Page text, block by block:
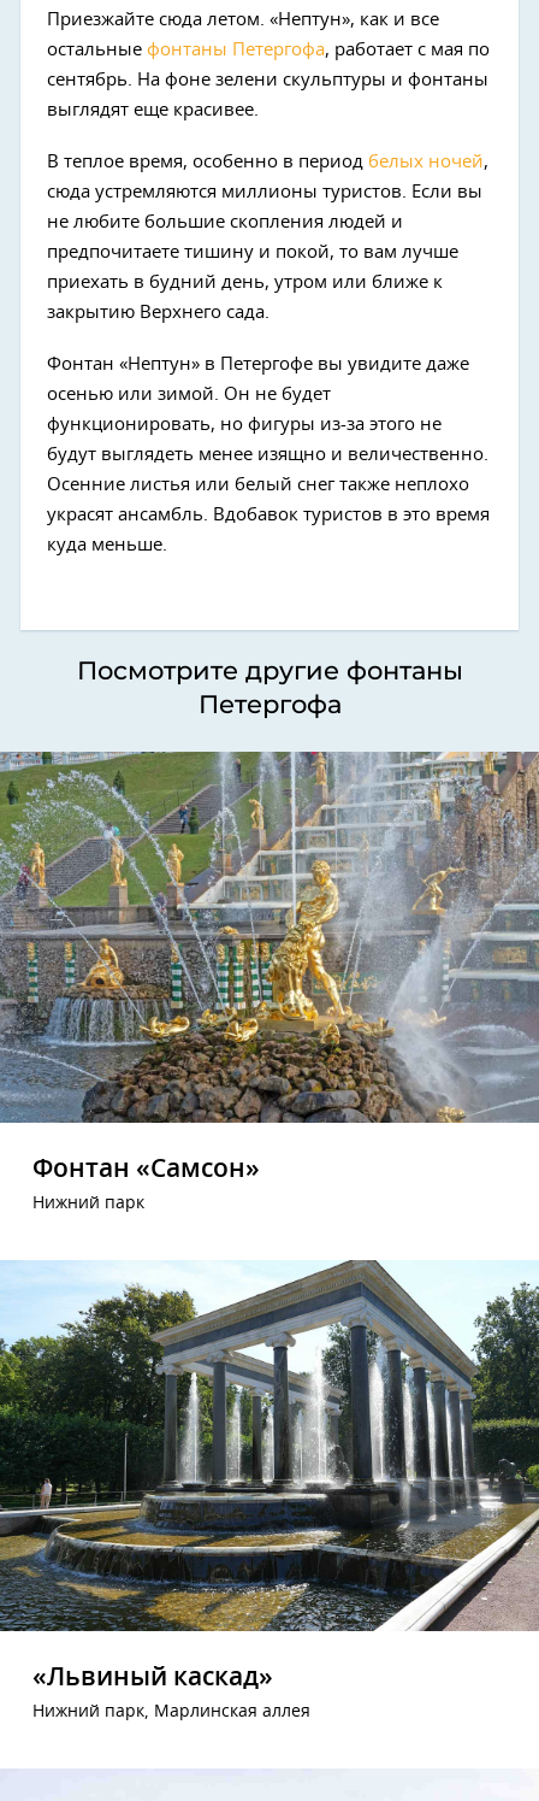
Приезжайте сюда летом. «Нептун», как и все
остальные фонтаны Петергофа, работает с мая по
сентябрь. На фоне зелени скульптуры и фонтаны
выглядят еще красивее.
В теплое время, особенно в период белых ночей,
сюда устремляются миллионы туристов. Если вы
не любите большие скопления людей и
предпочитаете тишину и покой, то вам лучше
приехать в будний день, утром или ближе к
закрытию Верхнего сада.
Фонтан «Нептун» в Петергофе вы увидите даже
осенью или зимой. Он не будет
функционировать, но фигуры из-за этого не
будут выглядеть менее изящно и величественно.
Осенние листья или белый снег также неплохо
украсят ансамбль. Вдобавок туристов в это время
куда меньше.
Посмотрите другие фонтаны
Петергофа
Фонтан «Самсон»
Нижний парк
«Львиный каскад»
Нижний парк, Марлинская аллея